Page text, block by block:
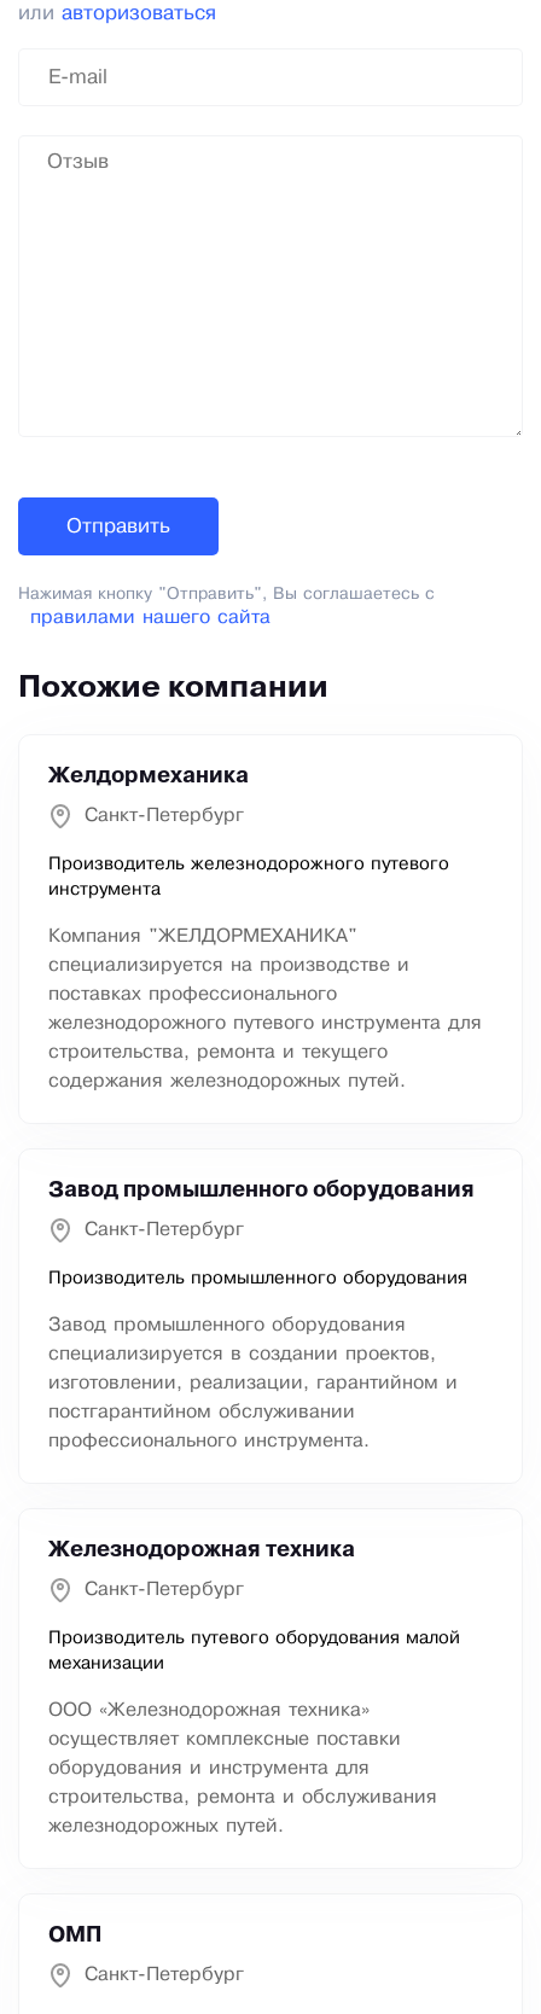
или авторизоваться
Нажимая кнопку "Отправить", Вы соглашаетесь с
правилами нашего сайта
Похожие компании
Желдормеханика
Санкт-Петербург
Производитель железнодорожного путевого
инструмента
Компания "ЖЕЛДОРМЕХАНИКА"
специализируется на производстве и
поставках профессионального
железнодорожного путевого инструмента для
строительства, ремонта и текущего
содержания железнодорожных путей.
Завод промышленного оборудования
Санкт-Петербург
Производитель промышленного оборудования
Завод промышленного оборудования
специализируется в создании проектов,
изготовлении, реализации, гарантийном и
постгарантийном обслуживании
профессионального инструмента.
Железнодорожная техника
Санкт-Петербург
Производитель путевого оборудования малой
механизации
ООО «Железнодорожная техника»
осуществляет комплексные поставки
оборудования и инструмента для
строительства, ремонта и обслуживания
железнодорожных путей.
ОМП
Санкт-Петербург